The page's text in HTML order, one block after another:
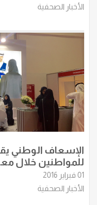
الأخبار الصحفية
الإسعاف الوطني
للمواطنين خلال
01 فبراير 2016
الأخبار الصحفية